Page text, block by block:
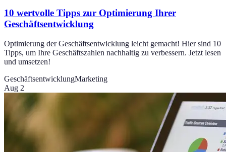
10 wertvolle Tipps zur Optimierung Ihrer
Geschäftsentwicklung
Optimierung der Geschäftsentwicklung leicht gemacht! Hier sind 10
Tipps, um Ihre Geschäftszahlen nachhaltig zu verbessern. Jetzt lesen
und umsetzen!
GeschäftsentwicklungMarketing
Aug 2